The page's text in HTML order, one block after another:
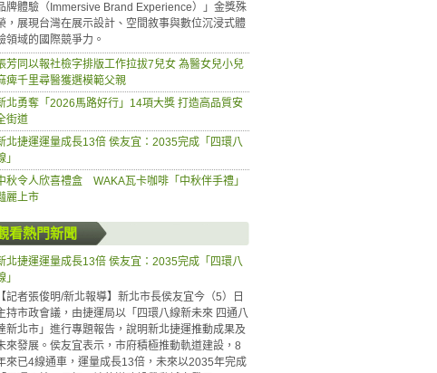
牌體驗（Immersive Brand Experience）」金獎殊
，展現台灣在展示設計、空間敘事與數位沉浸式體
領域的國際競爭力。
芳同以報社檢字排版工作拉拔7兒女 為醫女兒小兒
痺千里尋醫獲選模範父親
北勇奪「2026馬路好行」14項大獎 打造高品質安
街道
北捷運運量成長13倍 侯友宜：2035完成「四環八
」
秋令人欣喜禮盒 WAKA瓦卡咖啡「中秋伴手禮」
麗上市
看熱門新聞
北捷運運量成長13倍 侯友宜：2035完成「四環八
」
【記者張俊明/新北報導】新北市長侯友宜今（5）日
持市政會議，由捷運局以「四環八線新未來 四通八
新北市」進行專題報告，說明新北捷運推動成果及
來發展。侯友宜表示，市府積極推動軌道建設，8
來已4線通車，運量成長13倍，未來以2035年完成